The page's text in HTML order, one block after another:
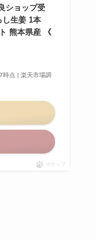
ショップ受
し生姜 1本
熊本県産 《
時点 | 楽天市場調
ポチップ